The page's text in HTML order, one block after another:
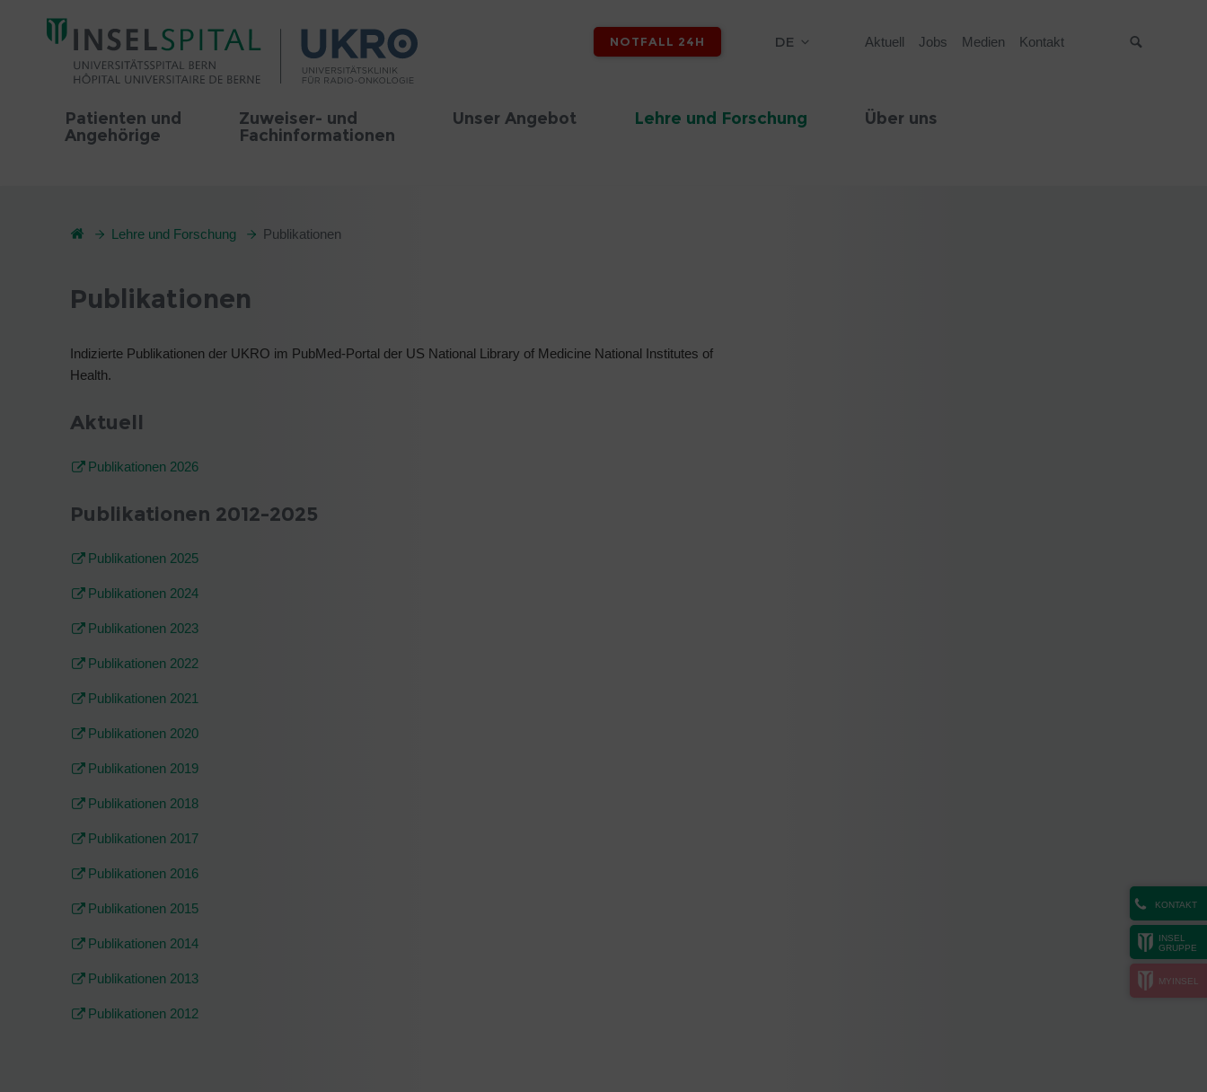
NOTFALL 24H DE Aktuell Jobs Medien Kontakt
Patienten und
Angehörige
Zuweiser- und
Fachinformationen
Unser Angebot Lehre und Forschung Über uns
KONTAKT
INSEL
GRUPPE
MYINSEL
Lehre und Forschung Publikationen
Publikationen
Indizierte Publikationen der UKRO im PubMed-Portal der US National Library of Medicine National Institutes of
Health.
Aktuell
Publikationen 2026
Publikationen 2012-2025
Publikationen 2025
Publikationen 2024
Publikationen 2023
Publikationen 2022
Publikationen 2021
Publikationen 2020
Publikationen 2019
Publikationen 2018
Publikationen 2017
Publikationen 2016
Publikationen 2015
Publikationen 2014
Publikationen 2013
Publikationen 2012